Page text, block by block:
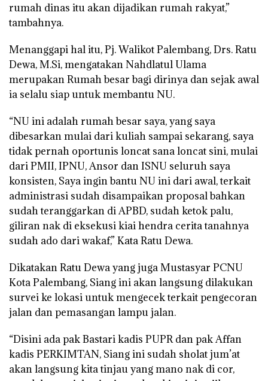
rumah dinas itu akan dijadikan rumah rakyat,”
tambahnya.
Menanggapi hal itu, Pj. Walikot Palembang, Drs. Ratu
Dewa, M.Si, mengatakan Nahdlatul Ulama
merupakan Rumah besar bagi dirinya dan sejak awal
ia selalu siap untuk membantu NU.
“NU ini adalah rumah besar saya, yang saya
dibesarkan mulai dari kuliah sampai sekarang, saya
tidak pernah oportunis loncat sana loncat sini, mulai
dari PMII, IPNU, Ansor dan ISNU seluruh saya
konsisten, Saya ingin bantu NU ini dari awal, terkait
administrasi sudah disampaikan proposal bahkan
sudah teranggarkan di APBD, sudah ketok palu,
giliran nak di eksekusi kiai hendra cerita tanahnya
sudah ado dari wakaf,” Kata Ratu Dewa.
Dikatakan Ratu Dewa yang juga Mustasyar PCNU
Kota Palembang, Siang ini akan langsung dilakukan
survei ke lokasi untuk mengecek terkait pengecoran
jalan dan pemasangan lampu jalan.
“Disini ada pak Bastari kadis PUPR dan pak Affan
kadis PERKIMTAN, Siang ini sudah sholat jum’at
akan langsung kita tinjau yang mano nak di cor,